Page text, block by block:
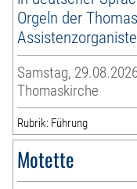
Orgeln der
Samstag,
Thomaskirche
Rubrik: Führung
Motette